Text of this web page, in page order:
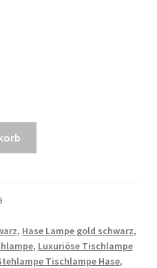
, Hase Lampe gold schwarz,
, Luxuriöse Tischlampe
Tischlampe Hase,